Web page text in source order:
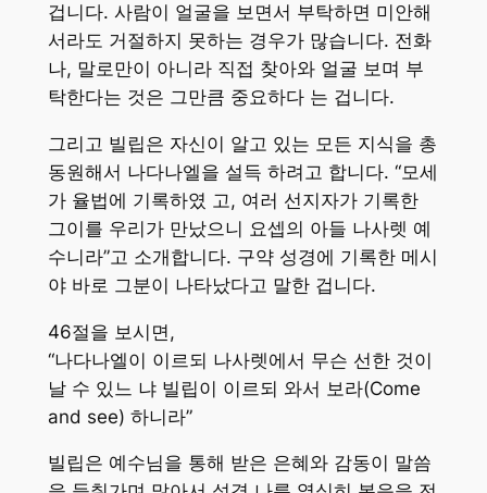
겁니다. 사람이 얼굴을 보면서 부탁하면 미안해
서라도 거절하지 못하는 경우가 많습니다. 전화
나, 말로만이 아니라 직접 찾아와 얼굴 보며 부
탁한다는 것은 그만큼 중요하다 는 겁니다.
그리고 빌립은 자신이 알고 있는 모든 지식을 총
동원해서 나다나엘을 설득 하려고 합니다. “모세
가 율법에 기록하였 고, 여러 선지자가 기록한
그이를 우리가 만났으니 요셉의 아들 나사렛 예
수니라”고 소개합니다. 구약 성경에 기록한 메시
야 바로 그분이 나타났다고 말한 겁니다.
46절을 보시면,
“나다나엘이 이르되 나사렛에서 무슨 선한 것이
날 수 있느 냐 빌립이 이르되 와서 보라(Come
and see) 하니라”
빌립은 예수님을 통해 받은 은혜와 감동이 말씀